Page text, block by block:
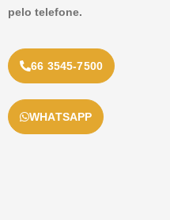
pelo telefone.
66 3545-7500
WHATSAPP